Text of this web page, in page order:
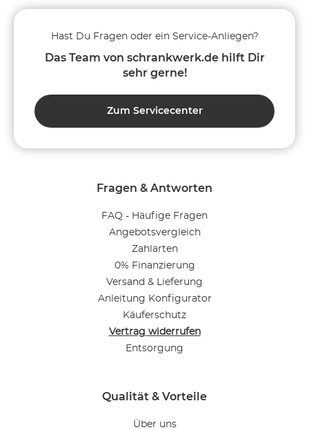
Fragen & Antworten
FAQ - Häufige Fragen
Angebotsvergleich
Zahlarten
0% Finanzierung
Versand & Lieferung
Anleitung Konfigurator
Käuferschutz
Vertrag widerrufen
Entsorgung
Qualität & Vorteile
Über uns
Hast Du Fragen oder ein Service-Anliegen?
Das Team von schrankwerk.de hilft Dir
sehr gerne!
Zum Servicecenter